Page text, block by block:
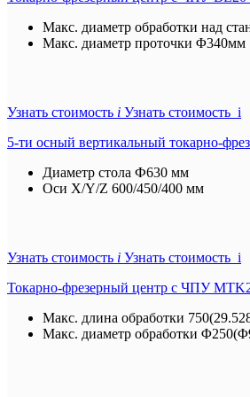
Макс. диаметр обработки над
Макс. диаметр проточки Φ340мм
Узнать стоимость i Узнать стоимость i
5-ти осный вертикальный токарно-
Диаметр стола Ф630 мм
Оси X/Y/Z 600/450/400 мм
Узнать стоимость i Узнать стоимость i
Токарно-фрезерный центр с ЧПУ
Макс. длина обработки
Макс. диаметр обработки